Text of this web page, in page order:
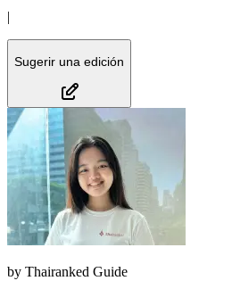
|
Sugerir una edición
by Thairanked Guide